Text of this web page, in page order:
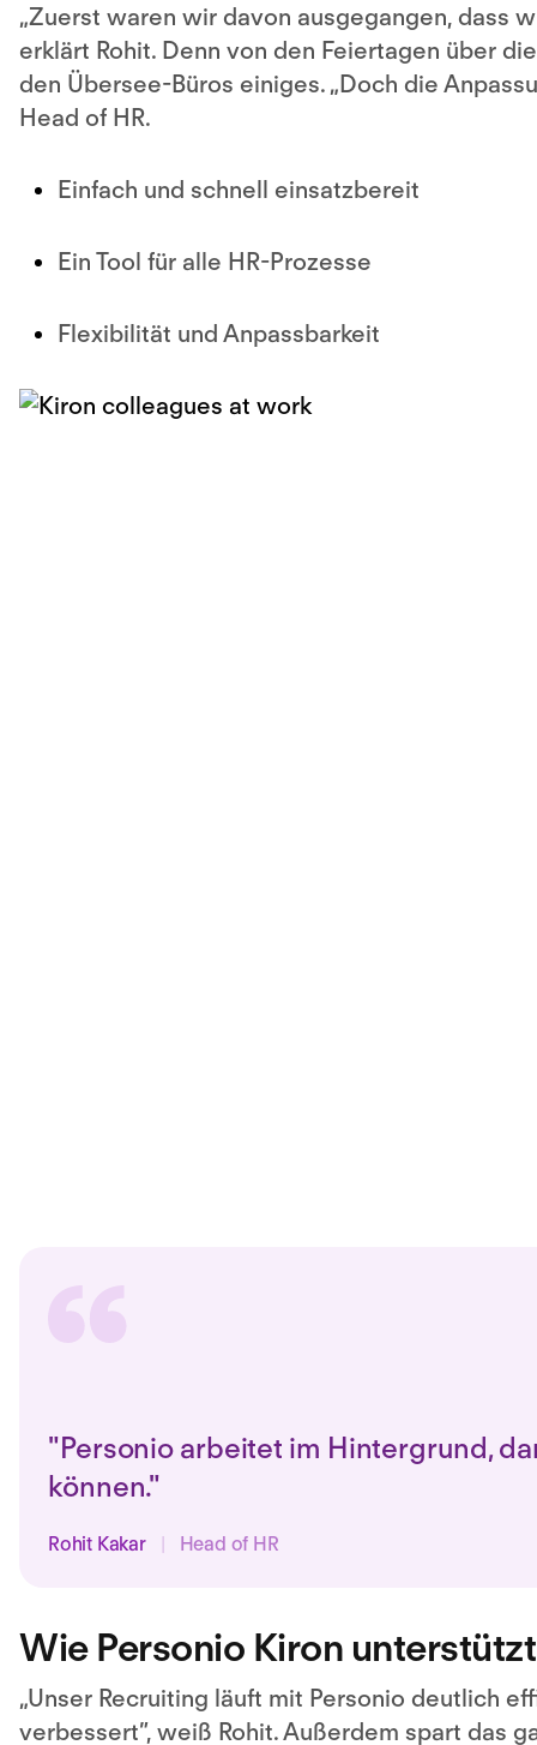
„Zuerst waren wir davon ausgegangen, dass
erklärt Rohit. Denn von den Feiertagen über
den Übersee-Büros einiges. „Doch die
Head of HR.
Einfach und schnell einsatzbereit
Ein Tool für alle HR-Prozesse
Flexibilität und Anpassbarkeit
"Personio arbeitet im Hintergrund,
können."
Rohit Kakar Head of HR
Wie Personio Kiron unterstützt
„Unser Recruiting läuft mit Personio deutlich
verbessert”, weiß Rohit. Außerdem spart das